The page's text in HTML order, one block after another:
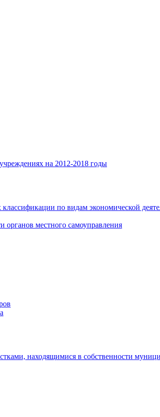
на 2012-2018 годы
по видам экономической
органов местного самоуправления
находящимися в собственности